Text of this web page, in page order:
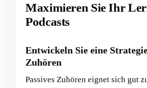
Maximieren Sie Ihr
Podcasts
Entwickeln Sie eine
Zuhören
Passives Zuhören eignet sich gut